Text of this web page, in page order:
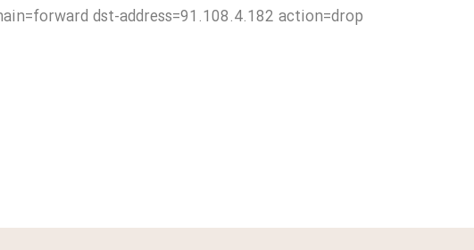
dst-address=91.108.4.182 action=drop